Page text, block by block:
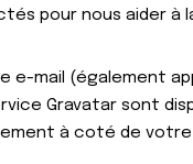
pour nous aider à
e-mail (également
Gravatar sont
à coté de